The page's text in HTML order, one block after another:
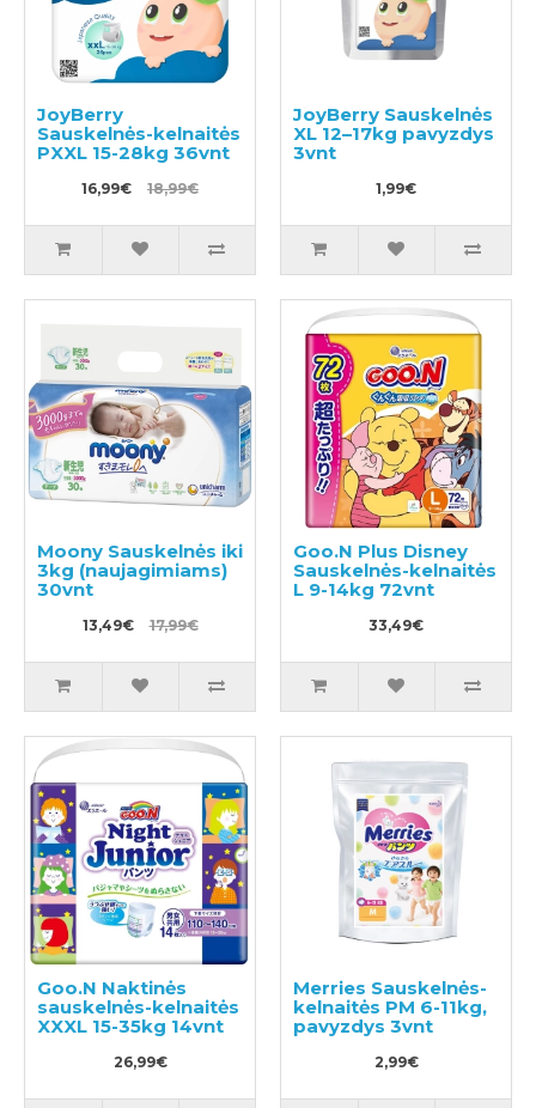
JoyBerry
Sauskelnės-kelnaitės
PXXL 15-28kg 36vnt
16,99€ 18,99€
JoyBerry Sauskelnės
XL 12–17kg pavyzdys
3vnt
1,99€
Moony Sauskelnės iki
3kg (naujagimiams)
30vnt
13,49€ 17,99€
Goo.N Plus Disney
Sauskelnės-kelnaitės
L 9-14kg 72vnt
33,49€
Goo.N Naktinės
sauskelnės-kelnaitės
XXXL 15-35kg 14vnt
26,99€
Merries Sauskelnės-
kelnaitės PM 6-11kg,
pavyzdys 3vnt
2,99€